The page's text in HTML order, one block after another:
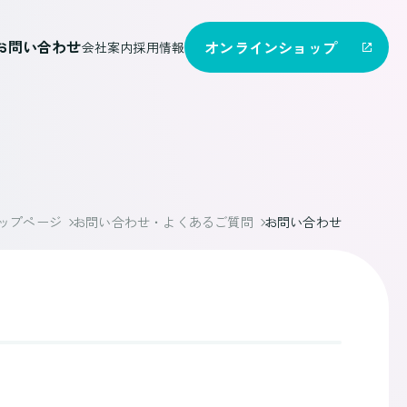
問い合わせ会社案内採用情報 オンラインショップ
プページ お問い合わせ・よくあるご質問 お問い合わせ